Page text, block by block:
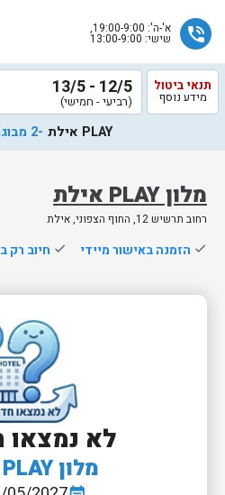
phone_in_talk א'-ה': 19:00-9:00,
שישי: 13:00-9:00
מלון PLAY אילת
רחוב תרשיש 12, החוף הצפוני, אילת
תנאי ביטול
מידע נוסף 12/5 - 13/5
(רביעי - חמישי)
PLAY אילת -2 מבוגרים ללילה 1
done הזמנה באישור מיידי done חיוב רק
לא נמצאו
מלון PLAY אילת
שלח